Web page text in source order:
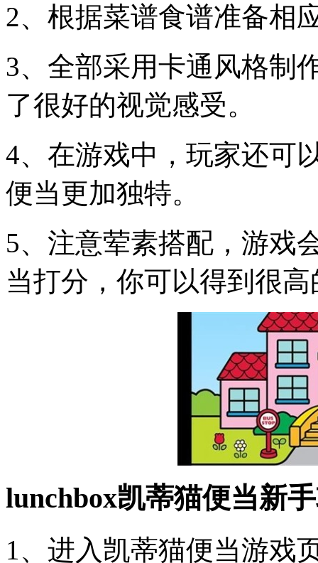
2、根据菜谱食谱准备相
3、全部采用卡通风格制
了很好的视觉感受。
4、在游戏中，玩家还可
便当更加独特。
5、注意荤素搭配，游戏
当打分，你可以得到很
lunchbox凯蒂猫便当新
1、进入凯蒂猫便当游戏